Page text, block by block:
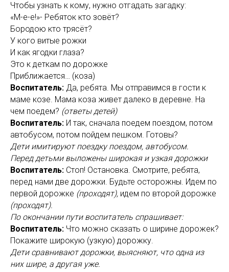
Чтобы узнать к кому, нужно отгадать загадку:
«М-е-е!»- Ребяток кто зовёт?
Бородою кто трясёт?
У кого витые рожки
И как ягодки глаза?
Это к деткам по дорожке
Приближается… (коза)
Воспитатель: Да, ребята. Мы отправимся в гости к
маме козе. Мама коза живет далеко в деревне. На
чем поедем? (ответы детей)
Воспитатель: И так, сначала поедем поездом, потом
автобусом, потом пойдем пешком. Готовы?
Дети имитируют поездку поездом, автобусом.
Перед детьми выложены широкая и узкая дорожки
Воспитатель: Стоп! Остановка. Смотрите, ребята,
перед нами две дорожки. Будьте осторожны. Идем по
первой дорожке (проходят), идем по второй дорожке
(проходят).
По окончании пути воспитатель спрашивает:
Воспитатель: Что можно сказать о ширине дорожек?
Покажите широкую (узкую) дорожку.
Дети сравнивают дорожки, выясняют, что одна из
них шире, а другая уже.